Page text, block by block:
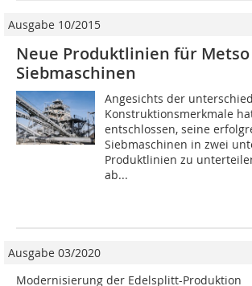
Ausgabe 10/2015
Neue Produktlinien für Metso
Siebmaschinen
Angesichts der
Konstruktionsmerkmale
entschlossen, seine
Sieb­maschinen in zwei
Produktlinien zu
ab...
Ausgabe 03/2020
Modernisierung der Edelsplitt-Produktion